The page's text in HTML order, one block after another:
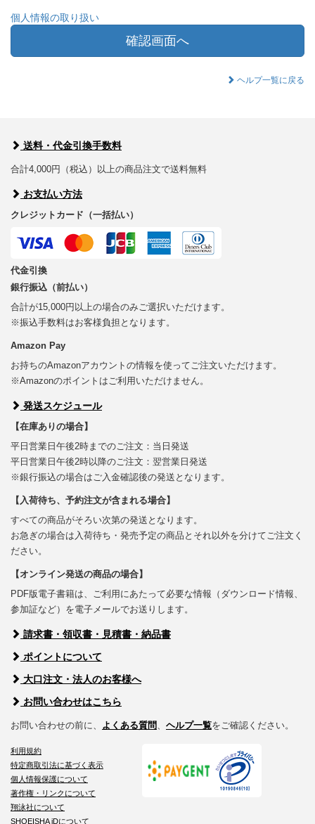
個人情報の取り扱い
確認画面へ
ヘルプ一覧に戻る
送料・代金引換手数料
合計4,000円（税込）以上の商品注文で送料無料
お支払い方法
クレジットカード（一括払い）
代金引換
銀行振込（前払い）
合計が15,000円以上の場合のみご選択いただけます。
※振込手数料はお客様負担となります。
Amazon Pay
お持ちのAmazonアカウントの情報を使ってご注文いただけます。
※Amazonのポイントはご利用いただけません。
発送スケジュール
【在庫ありの場合】
平日営業日午後2時までのご注文：当日発送
平日営業日午後2時以降のご注文：翌営業日発送
※銀行振込の場合はご入金確認後の発送となります。
【入荷待ち、予約注文が含まれる場合】
すべての商品がそろい次第の発送となります。
お急ぎの場合は入荷待ち・発売予定の商品とそれ以外を分けてご注文く
ださい。
【オンライン発送の商品の場合】
PDF版電子書籍は、ご利用にあたって必要な情報（ダウンロード情報、
参加証など）を電子メールでお送りします。
請求書・領収書・見積書・納品書
ポイントについて
大口注文・法人のお客様へ
お問い合わせはこちら
お問い合わせの前に、 よくある質問 ヘルプ一覧をご確認ください。
利用規約
特定商取引法に基づく表示
個人情報保護について
著作権・リンクについて
翔泳社について
SHOEISHA iDについて